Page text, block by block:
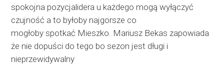
spokojna pozycjalidera u każdego mogą wyłączyć
czujność a to byłoby najgorsze co
mogłoby spotkać Mieszko. Mariusz Bekas zapowiada
że nie dopuści do tego bo sezon jest długi i
nieprzewidywalny